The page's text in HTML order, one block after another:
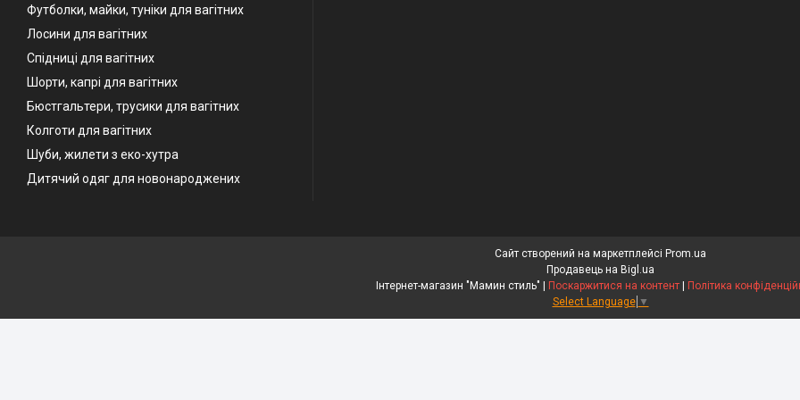
Футболки, майки, туніки для вагітних
Лосини для вагітних
Спідниці для вагітних
Шорти, капрі для вагітних
Бюстгальтери, трусики для вагітних
Колготи для вагітних
Шуби, жилети з еко-хутра
Дитячий одяг для новонароджених
Сайт створений на маркетплейсі Prom.ua
Продавець на Bigl.ua
Інтернет-магазин "Мамин стиль" | Поскаржитися на контент | Політика
Select Language ▼